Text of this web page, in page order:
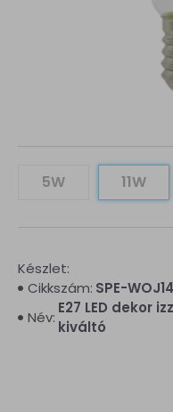
5W 11W
Készlet:
Cikkszám: SPE-
Név:
E27 LED dekor
kiváltó